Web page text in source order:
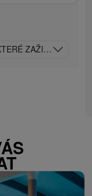
ZAŽIJETE